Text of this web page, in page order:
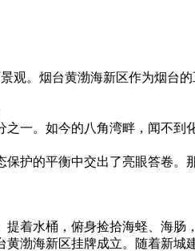
。烟台黄渤海新区作为烟台
一。如今的八角湾畔，闻不到
护的平衡中交出了亮眼答卷
着水桶，俯身捡拾海蛏、海肠
渤海新区挂牌成立。随着新